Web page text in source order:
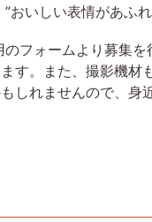
いしい表情があふ
フォームより募集
す。また、撮影機
れませんので、身